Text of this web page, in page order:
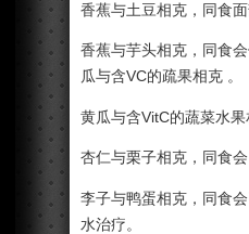
香蕉与土豆相克，同食面
香蕉与芋头相克，同食
瓜与含VC的疏果相克 。
黄瓜与含VitC的蔬菜水果
杏仁与栗子相克，同食会
李子与鸭蛋相克，同食
水治疗。